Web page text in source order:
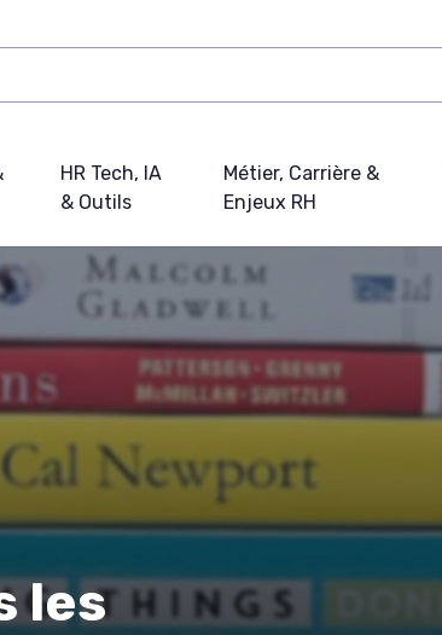
HR Tech, IA
& Outils
Métier, Carrière &
Enjeux RH
les